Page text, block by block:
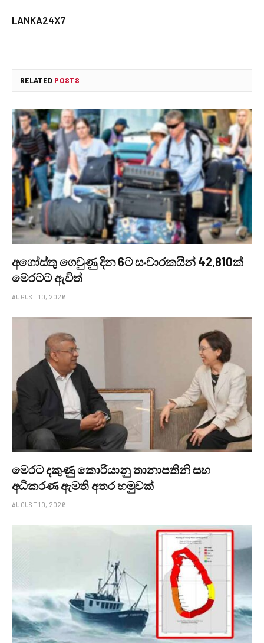
LANKA24X7
RELATED POSTS
අගෝස්තු ගෙවුණු දින 6ට සංචාරකයින් 42,810ක්
මෙරටට ඇවිත්
AUGUST 10, 2026
මෙරට දකුණු කොරියානු තානාපතිනි සහ
අධිකරණ ඇමති අතර හමුවක්
AUGUST 10, 2026